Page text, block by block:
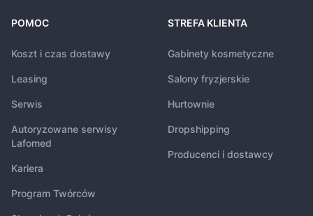
POMOC
Koszt i czas dostawy
Leasing
Serwis
Autoryzowane serwisy
Lafomed
Kariera
Program Twórców
STREFA KLIENTA
Gabinety kosmetyczne
Salony fryzjerskie
Hurtownie
Dropshipping
Producenci i dostawcy